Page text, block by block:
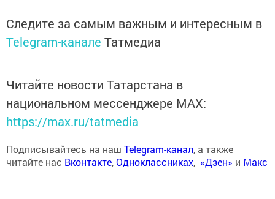
Следите за самым важным и интересным в
Telegram-канале Татмедиа
Читайте новости Татарстана в
национальном мессенджере MАХ:
https://max.ru/tatmedia
Подписывайтесь на наш Telegram-канал, а также
читайте нас Вконтакте,Одноклассниках, «Дзен» и Макс